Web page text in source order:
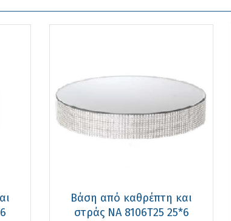
Βάση από καθρέπτη και
στράς ΝΑ 8106T25 25*6